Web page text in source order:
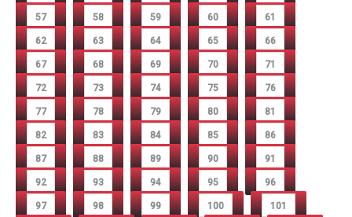
57 58 59 60 61
62 63 64 65 66
67 68 69 70 71
72 73 74 75 76
77 78 79 80 81
82 83 84 85 86
87 88 89 90 91
92 93 94 95 96
97 98 99 100 101